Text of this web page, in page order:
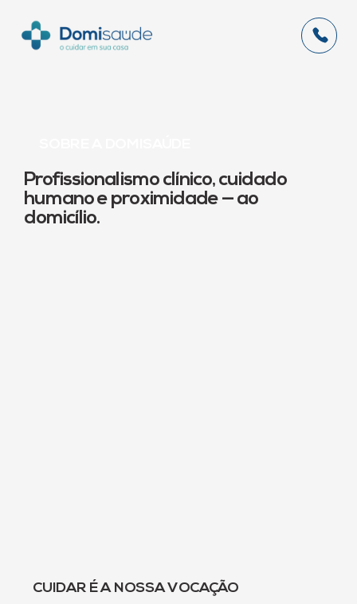
Profissionalismo clínico, cuidado
humano e proximidade — ao
domicílio.
CUIDAR É A NOSSA VOCAÇÃO